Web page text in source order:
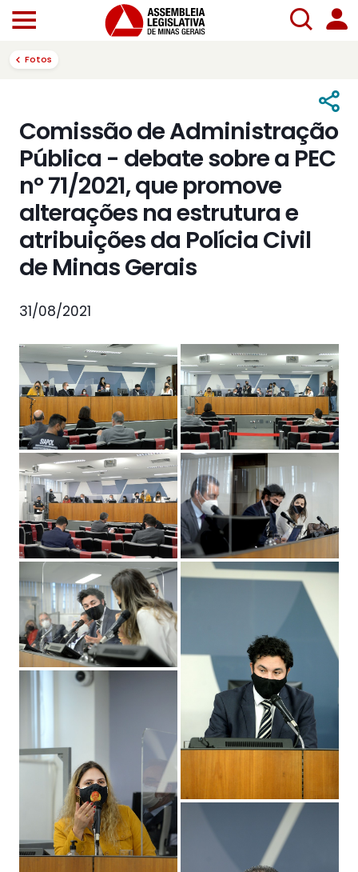
Fotos
Comissão de Administração
Pública - debate sobre a PEC
nº 71/2021, que promove
alterações na estrutura e
atribuições da Polícia Civil
de Minas Gerais
31/08/2021